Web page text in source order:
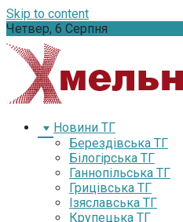
Skip to content
Четвер, 6 Серпня
Новини ТГ
Берездівська ТГ
Білогірська ТГ
Ганнопільська ТГ
Грицівська ТГ
Ізяславська ТГ
Крупецька ТГ